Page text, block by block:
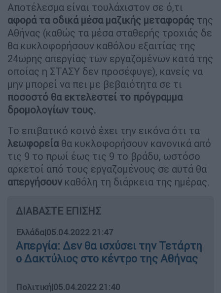
Αποτέλεσμα είναι τουλάχιστον σε ό,τι
αφορά τα οδικά μέσα μαζικής μεταφοράς της
Αθήνας (καθώς τα μέσα σταθερής τροχιάς δε
θα κυκλοφορήσουν καθόλου εξαιτίας της
24ωρης απεργίας των εργαζομένων κατά της
οποίας η ΣΤΑΣΥ δεν προσέφυγε), κανείς να
μην μπορεί να πει με βεβαιότητα σε τι
ποσοστό θα εκτελεστεί το πρόγραμμα
δρομολογίων τους.
Το επιβατικό κοινό έχει την εικόνα ότι τα
λεωφορείαθα κυκλοφορήσουν κανονικά από
τις 9 το πρωί έως τις 9 το βράδυ, ωστόσο
αρκετοί από τους εργαζομένους σε αυτά θα
απεργήσουν καθόλη τη διάρκεια της ημέρας.
ΔΙΑΒΑΣΤΕ ΕΠΙΣΗΣ
Ελλάδα|05.04.2022 21:47
Απεργία: Δεν θα ισχύσει την Τετάρτη
ο Δακτύλιος στο κέντρο της Αθήνας
Πολιτική|05.04.2022 21:40